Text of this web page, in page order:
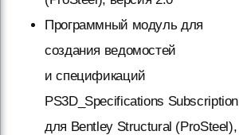
Программный модуль для
создания ведомостей
и спецификаций
PS3D_Specifications Subscription
для Bentley Structural (ProSteel),